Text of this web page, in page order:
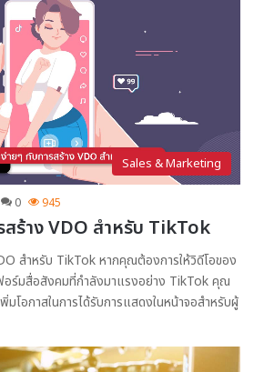
Sales & Marketing
0 945
สร้าง VDO สำหรับ TikTok
สำหรับ TikTok หากคุณต้องการให้วิดีโอของ
ร์มสื่อสังคมที่กำลังมาแรงอย่าง TikTok คุณ
โอกาสในการได้รับการแสดงในหน้าจอสำหรับผู้